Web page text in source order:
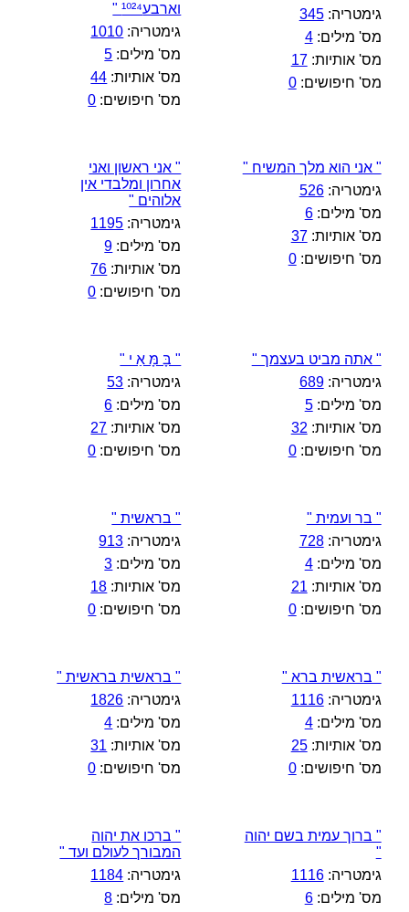
גימטריה:345
מס' מילים:4
מס' אותיות:17
מס' חיפושים:0
וארבע¹⁰²⁴ "
גימטריה: 1010
מס' מילים: 5
מס' אותיות: 44
מס' חיפושים: 0
" אני הוא מלך המשיח "
גימטריה:526
מס' מילים:6
מס' אותיות:37
מס' חיפושים:0
" אני ראשון ואני
אחרון ומלבדי אין
אלוהים "
גימטריה: 1195
מס' מילים: 9
מס' אותיות: 76
מס' חיפושים: 0
" אתה מביט בעצמך "
גימטריה:689
מס' מילים:5
מס' אותיות: 32
מס' חיפושים:0
" בָּ מָּ אַ י "
גימטריה: 53
מס' מילים: 6
מס' אותיות: 27
מס' חיפושים: 0
" בר ועמית "
גימטריה:728
מס' מילים:4
מס' אותיות: 21
מס' חיפושים:0
" בראשית "
גימטריה: 913
מס' מילים: 3
מס' אותיות: 18
מס' חיפושים: 0
" בראשית ברא "
גימטריה:1116
מס' מילים:4
מס' אותיות:25
מס' חיפושים:0
" בראשית בראשית "
גימטריה: 1826
מס' מילים: 4
מס' אותיות: 31
מס' חיפושים: 0
" ברוך עמית בשם יהוה
"
גימטריה:1116
מס' מילים:6
" ברכו את יהוה
המבורך לעולם ועד "
גימטריה: 1184
מס' מילים: 8